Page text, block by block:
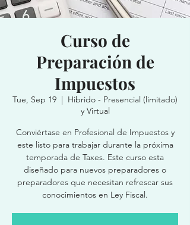
Curso de
Preparación de
Impuestos
Tue, Sep 19
  |
Hibrido - Presencial (limitado)
y Virtual
Conviértase en Profesional de Impuestos y
este listo para trabajar durante la próxima
temporada de Taxes. Este curso esta
diseñado para nuevos preparadores o
preparadores que necesitan refrescar sus
conocimientos en Ley Fiscal.